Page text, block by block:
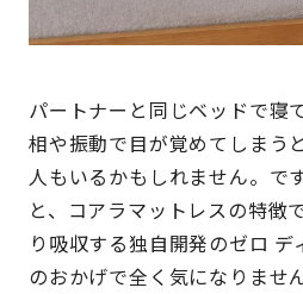
パートナーと同じベッドで寝
相や振動で目が覚めてしまう
人もいるかもしれません。で
と、コアラマットレスの特徴
り吸収する独自開発のゼロ
のおかげで全く気になりませ